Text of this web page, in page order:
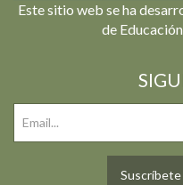
Este sitio web se ha
de